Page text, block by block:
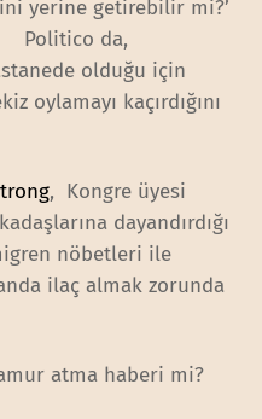
yerine getirebilir mi?’
Politico da,
olduğu için
oylamayı kaçırdığını
, Kongre üyesi
dayandırdığı
nöbetleri ile
ilaç almak zorunda
atma haberi mi?